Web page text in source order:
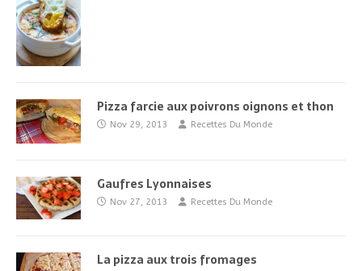
Pizza farcie aux poivrons oignons et thon
Nov 29, 2013 Recettes Du Monde
Gaufres Lyonnaises
Nov 27, 2013 Recettes Du Monde
La pizza aux trois fromages